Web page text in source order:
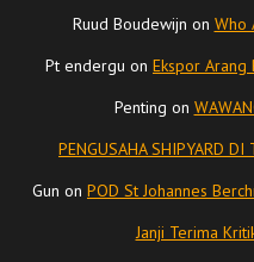
Ruud Boudewijn on Who
Pt endergu on Ekspor Arang
Penting on
PENGUSAHA SHIPYARD DI
Gun on POD St Johannes
Janji Terima